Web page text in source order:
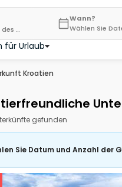
für Urlaub
Kroatien
Einheit ein
Wann?
Wählen Sie
gefunden
Sie Datum und Anzahl der